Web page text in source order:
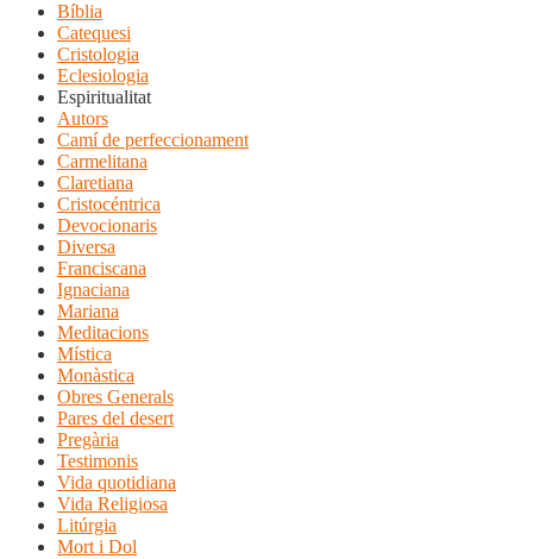
Bíblia
Catequesi
Cristologia
Eclesiologia
Espiritualitat
Autors
Camí de perfeccionament
Carmelitana
Claretiana
Cristocéntrica
Devocionaris
Diversa
Franciscana
Ignaciana
Mariana
Meditacions
Mística
Monàstica
Obres Generals
Pares del desert
Pregària
Testimonis
Vida quotidiana
Vida Religiosa
Litúrgia
Mort i Dol